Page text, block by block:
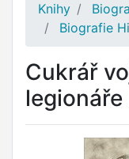
Knihy
Biografie
Cukrář
legionáře